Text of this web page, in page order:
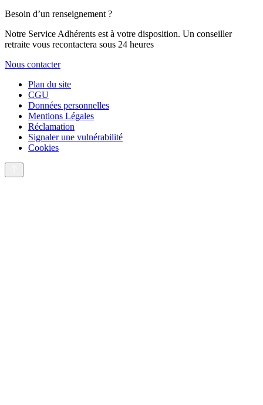
Besoin d’un renseignement ?
Notre Service Adhérents est à votre disposition. Un conseiller
retraite vous recontactera sous 24 heures
Nous contacter
Plan du site
CGU
Données personnelles
Mentions Légales
Réclamation
Signaler une vulnérabilité
Cookies